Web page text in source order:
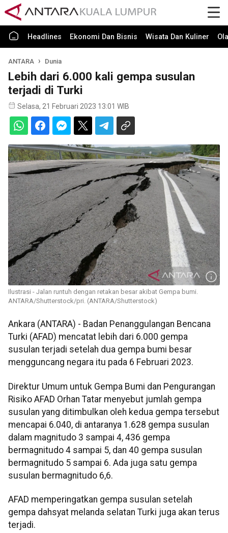
Headlines Ekonomi Dan Bisnis Wisata Dan Kuliner
ANTARA Dunia
Lebih dari 6.000 kali gempa susulan
terjadi di Turki
Selasa, 21 Februari 2023 13:01 WIB
Ilustrasi - Jalan runtuh dengan retakan besar akibat Gempa bumi.
ANTARA/Shutterstock/pri. (ANTARA/Shutterstock)
Ankara (ANTARA) - Badan Penanggulangan Bencana
Turki (AFAD) mencatat lebih dari 6.000 gempa
susulan terjadi setelah dua gempa bumi besar
mengguncang negara itu pada 6 Februari 2023.
Direktur Umum untuk Gempa Bumi dan Pengurangan
Risiko AFAD Orhan Tatar menyebut jumlah gempa
susulan yang ditimbulkan oleh kedua gempa tersebut
mencapai 6.040, di antaranya 1.628 gempa susulan
dalam magnitudo 3 sampai 4, 436 gempa
bermagnitudo 4 sampai 5, dan 40 gempa susulan
bermagnitudo 5 sampai 6. Ada juga satu gempa
susulan bermagnitudo 6,6.
AFAD memperingatkan gempa susulan setelah
gempa dahsyat melanda selatan Turki juga akan terus
terjadi.